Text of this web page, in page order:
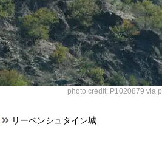
photo credit: P1020879 via
リーベンシュタイン城